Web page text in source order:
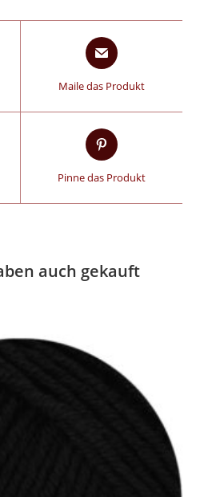
Maile das Produkt
Pinne das Produkt
auch gekauft